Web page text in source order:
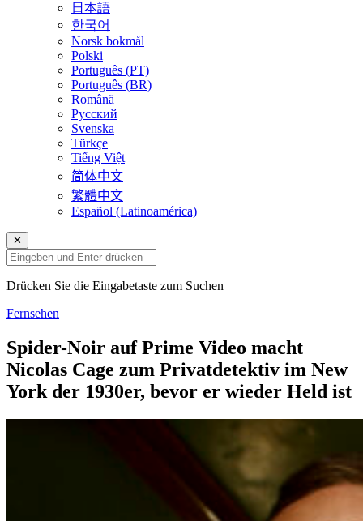
日本語
한국어
Norsk bokmål
Polski
Português (PT)
Português (BR)
Română
Русский
Svenska
Türkçe
Tiếng Việt
简体中文
繁體中文
Español (Latinoamérica)
✕
Drücken Sie die Eingabetaste zum Suchen
Fernsehen
Spider-Noir auf Prime Video macht
Nicolas Cage zum Privatdetektiv im New
York der 1930er, bevor er wieder Held ist